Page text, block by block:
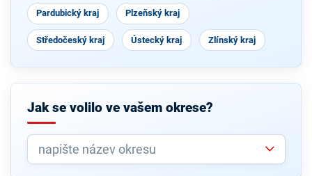
Pardubický kraj Plzeňský kraj
Středočeský kraj Ústecký kraj Zlínský kraj
Jak se volilo ve vašem okrese?